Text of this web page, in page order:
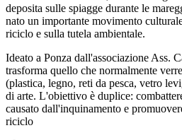
deposita sulle spiagge durante le
nato un importante movimento
riciclo e sulla tutela ambientale.
Ideato a Ponza dall'associazione Ass.
trasforma quello che normalmente
(plastica, legno, reti da pesca, vetro
di arte. L'obiettivo è duplice:
causato dall'inquinamento e
riciclo